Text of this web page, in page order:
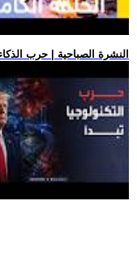
.. النشرة الصباحية | حرب